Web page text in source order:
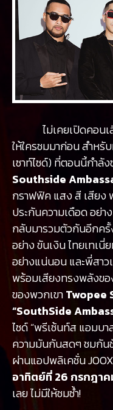
ไม่เคยเปิดคอน
ให้ใครชมมาก่อน สำหรั
เซาท์ไซด์) ที่ตอนนี้กำลั
Southside
กราฟฟิค แสง สี เสีย
ประกันความเดือด อย่า
กลับมารวมตัวกันอีกครั้
อย่าง ขันเงิน ไทยเทเนี่
อย่างแน่นอน และพี่สาว
พร้อมเสียงทรงพลังขอ
ของพวกเขาTwopee
“SouthSide
ไซด์ “พรีเซ้นท์ส แอมบา
ความมันกันสดๆ ชมกัน
ผ่านแอปพลิเคชั่น
อาทิตย์ที่ 26 กรกฎาค
เลย ไม่มีให้ชมซ้ำ!